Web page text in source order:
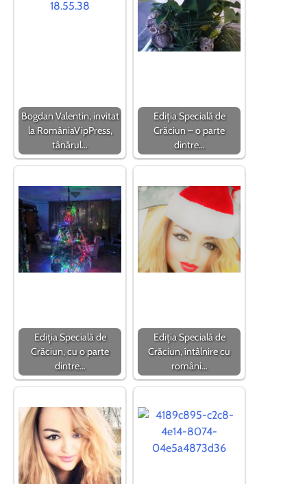
Bogdan Valentin, invitat
la RomâniaVipPress,
tânărul…
Ediția Specială de
Crăciun – o parte
dintre…
Ediția Specială de
Crăciun, cu o parte
dintre…
Ediția Specială de
Crăciun, întâlnire cu
români…